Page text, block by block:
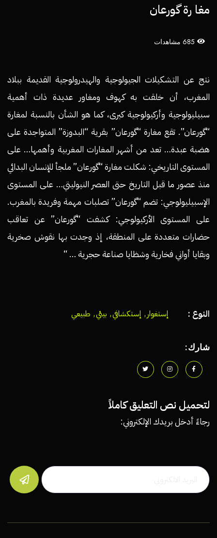
مغا رة گورعان
685 مشاهدات
نتج عن التشكيلات الجيولوجية والهيدرولوجية القديمة ببلاد
المغرب، أن خلقت به كهوف ومغاور عديدة ذات أهمية
سبيليولوجية وأركيولوجية كبرى، كما هو الشأن بالنسبة لمغارة
“گورعان”. تقع مغارة “گورعان” بقرية “البدوزة” المتواجدة على
هضبة عبدة… تعد من أشهر المغارات المغربية وأهمها… على
المستوى التاريخي: شكلت مغارة “گورعان” ملجأ للإنسان البدائي
منذ عصور ما قبل التاريخ حتى العصر النيوليتي… على المستوى
الإسبيليولوجي: تضم “گورعان” تصلبات مهمة وفريدة بالمغرب.
على المستوى الأركيولوجي: كشفت “گورعان” عن تعاقب
حضارات متعددة على المنطقة، إذ وجدت بها نقوش صخرية
وبقايا أواني فخارية وشظايا صناعة حجرية … “
النوع : إستغوار , إستكشافي, بيئي, طبيعي
شارك:
لتحميل نص التعليق كاملاً
رجاءً أدخل بريدك الإلكتروني:
